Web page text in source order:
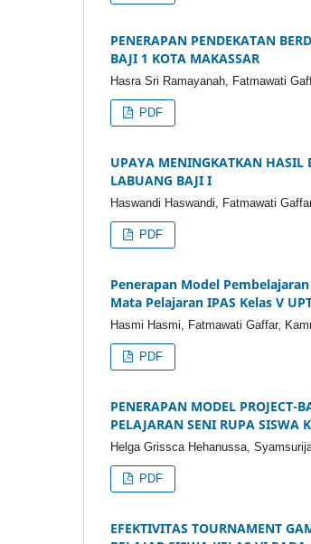
PENERAPAN PENDEKATAN
BAJI 1 KOTA MAKASSAR
Hasra Sri Ramayanah, Fatmawati
PDF
UPAYA MENINGKATKAN HASIL
LABUANG BAJI I
Haswandi Haswandi, Fatmawati
PDF
Penerapan Model
Mata Pelajaran IPAS Kelas V
Hasmi Hasmi, Fatmawati Gaffar,
PDF
PENERAPAN MODEL PROJECT-
PELAJARAN SENI RUPA SISWA
Helga Grissca Hehanussa,
PDF
EFEKTIVITAS TOURNAMENT